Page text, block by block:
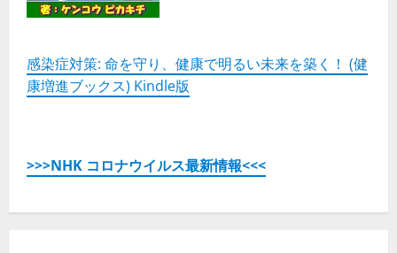
感染症対策: 命を守り、健康で明るい未来を築く！ (健
康増進ブックス) Kindle版
>>>NHK コロナウイルス最新情報<<<